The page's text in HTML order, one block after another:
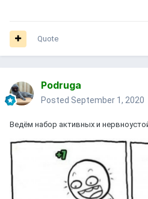
Quote
Podruga
Posted September 1, 2020
Ведём набор активных и